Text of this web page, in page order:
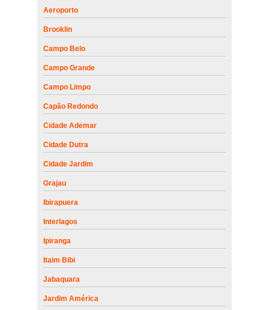
Aeroporto
Brooklin
Campo Belo
Campo Grande
Campo Limpo
Capão Redondo
Cidade Ademar
Cidade Dutra
Cidade Jardim
Grajau
Ibirapuera
Interlagos
Ipiranga
Itaim Bibi
Jabaquara
Jardim América